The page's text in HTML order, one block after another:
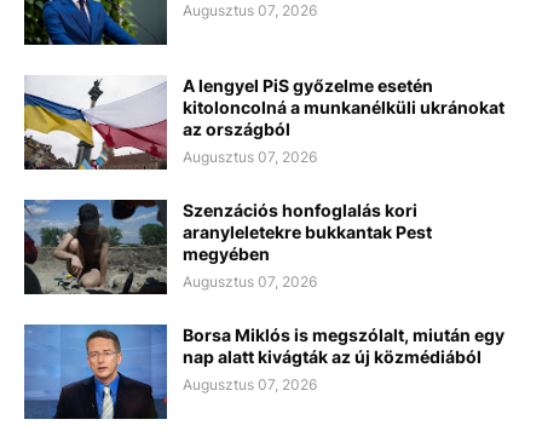
Augusztus 07, 2026
A lengyel PiS győzelme esetén
kitoloncolná a munkanélküli ukránokat
az országból
Augusztus 07, 2026
Szenzációs honfoglalás kori
aranyleletekre bukkantak Pest
megyében
Augusztus 07, 2026
Borsa Miklós is megszólalt, miután egy
nap alatt kivágták az új közmédiából
Augusztus 07, 2026